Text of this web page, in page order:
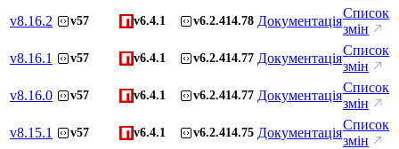
v8.16.2 v57 v6.4.1 v6.2.414.78 Документація
Список
змін
v8.16.1 v57 v6.4.1 v6.2.414.77 Документація
Список
змін
v8.16.0 v57 v6.4.1 v6.2.414.77 Документація
Список
змін
v8.15.1 v57 v6.4.1 v6.2.414.75 Документація
Список
змін